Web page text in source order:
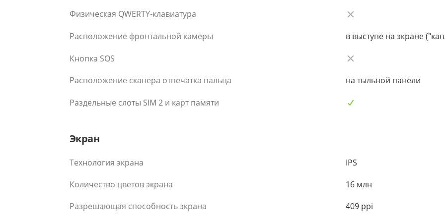
Физическая QWERTY-клавиатура
Расположение фронтальной камеры в выступе на экране
Кнопка SOS
Расположение сканера отпечатка пальца на тыльной панели
Раздельные слоты SIM 2 и карт памяти
Экран
Технология экрана
IPS
Количество цветов экрана
16 млн
Разрешающая способность экрана
409 ppi